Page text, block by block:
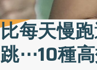
比每天慢
跳⋯10種